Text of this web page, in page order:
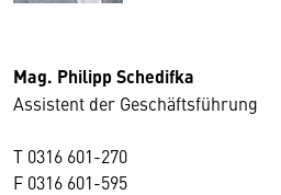
Mag. Philipp Schedifka
Assistent der Geschäftsführung
T 0316 601-270
F 0316 601-595